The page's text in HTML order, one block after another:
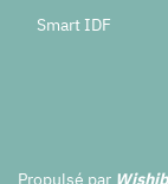
Smart IDF
Propulsé par